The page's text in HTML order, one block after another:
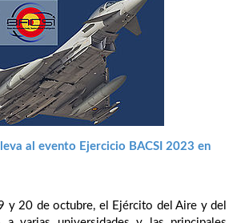
al evento Ejercicio BACSI 2023 en
y 20 de octubre, el Ejército del Aire y del